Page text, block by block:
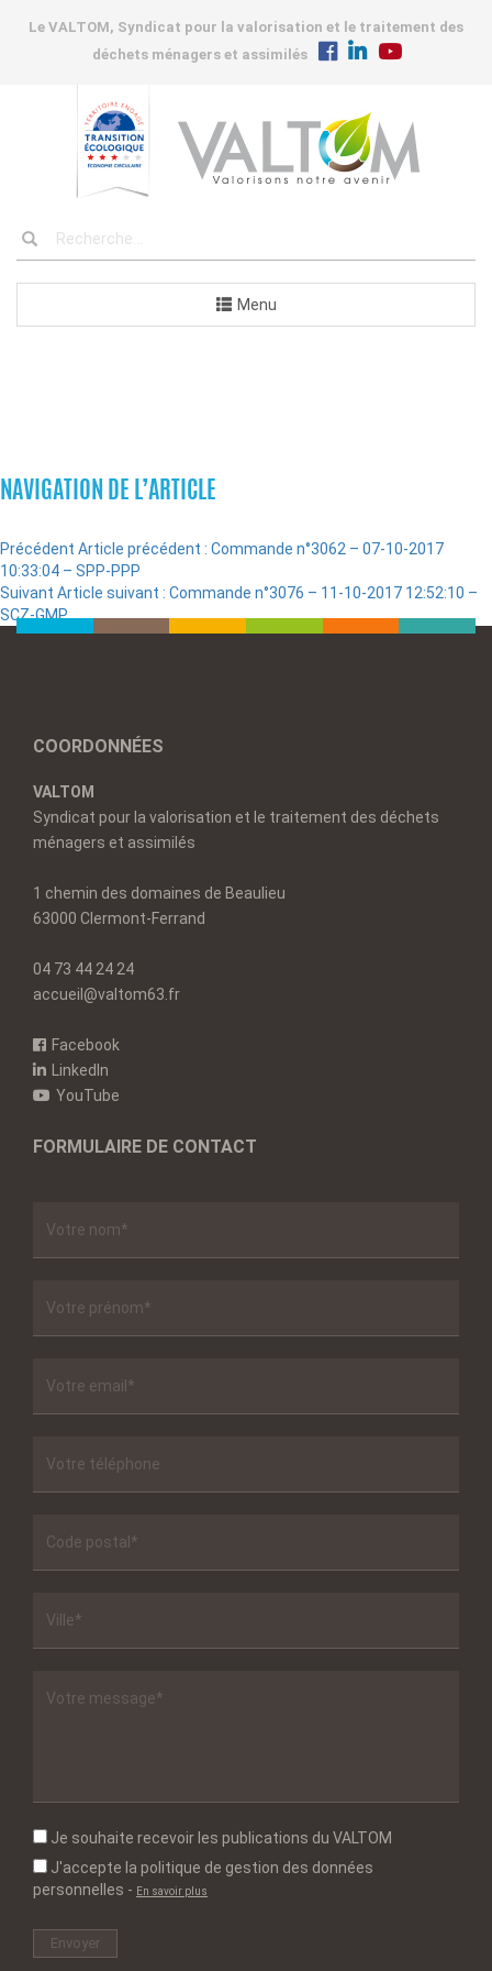
Le VALTOM, Syndicat pour la valorisation et le traitement des
déchets ménagers et assimilés
Menu
NAVIGATION DE L’ARTICLE
Précédent Article précédent : Commande n°3062 – 07-10-2017
10:33:04 – SPP-PPP
Suivant Article suivant : Commande n°3076 – 11-10-2017 12:52:10 –
SCZ-GMP
COORDONNÉES
VALTOM
Syndicat pour la valorisation et le traitement des déchets
ménagers et assimilés
1 chemin des domaines de Beaulieu
63000 Clermont-Ferrand
04 73 44 24 24
accueil@valtom63.fr
Facebook
LinkedIn
YouTube
FORMULAIRE DE CONTACT
Je souhaite recevoir les publications du VALTOM
J'accepte la politique de gestion des données
personnelles - En savoir plus